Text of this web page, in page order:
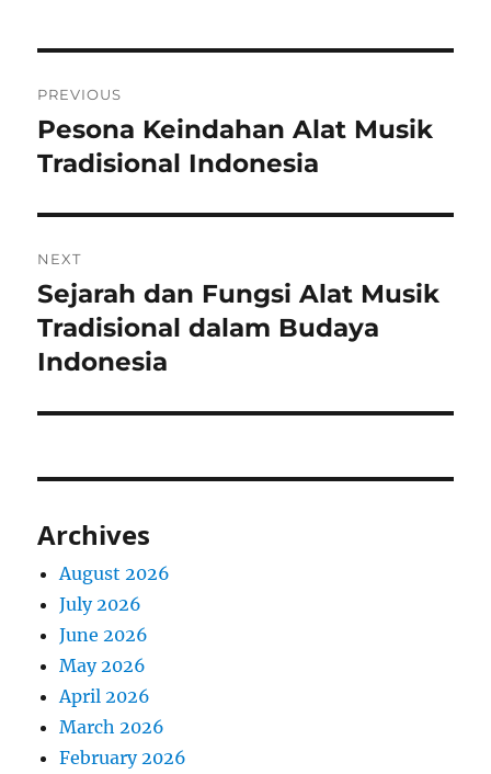
navigation
PREVIOUS
Previous
post:
Pesona Keindahan Alat Musik
Tradisional Indonesia
NEXT
Next
post:
Sejarah dan Fungsi Alat Musik
Tradisional dalam Budaya
Indonesia
Archives
August 2026
July 2026
June 2026
May 2026
April 2026
March 2026
February 2026